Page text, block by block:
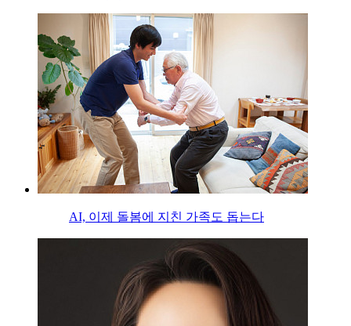
AI, 이제 돌봄에 지친 가족도 돕는다